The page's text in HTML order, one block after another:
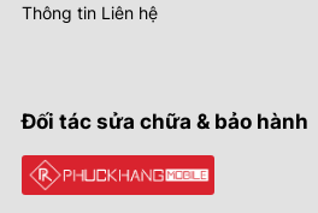
Thông tin Liên hệ
Đối tác sửa chữa & bảo hành